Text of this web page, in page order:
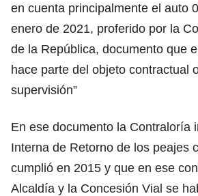
en cuenta principalmente el auto
enero de 2021, proferido por la
de la República, documento que
hace parte del objeto contractual
supervisión”
En ese documento la Contraloría
Interna de Retorno de los peajes
cumplió en 2015 y que en ese
Alcaldía y la Concesión Vial se